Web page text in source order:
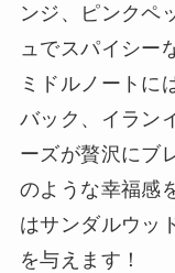
ンジ、ピンクペ
ュでスパイシー
ミドルノートに
バック、イラン
ーズが贅沢にブ
のような幸福感
はサンダルウッ
を与えます！